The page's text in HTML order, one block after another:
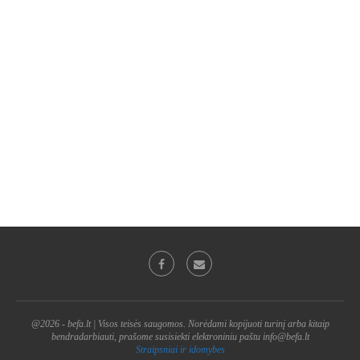
@2026 - befa.lt | Visos teisės saugomos. Norėdami kopijuoti turinį arba kitaip
bendradarbiauti, prašome susisiekti elektroniniu paštu info@befa.lt
Straipsniai ir idomybes